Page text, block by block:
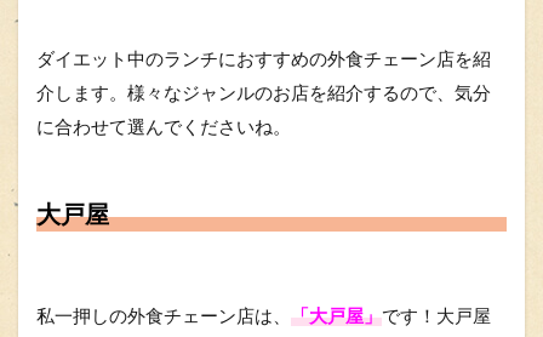
ダイエット中のランチにおすすめの外食チェーン店を紹
介します。様々なジャンルのお店を紹介するので、気分
に合わせて選んでくださいね。
大戸屋
私一押しの外食チェーン店は、 「大戸屋」です！大戸屋